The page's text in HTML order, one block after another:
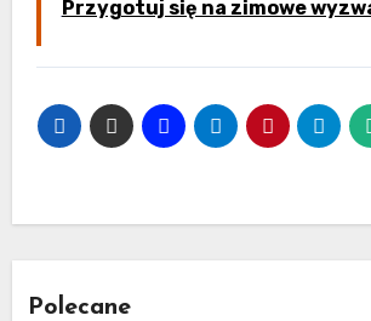
Przygotuj się na zimowe
Polecane